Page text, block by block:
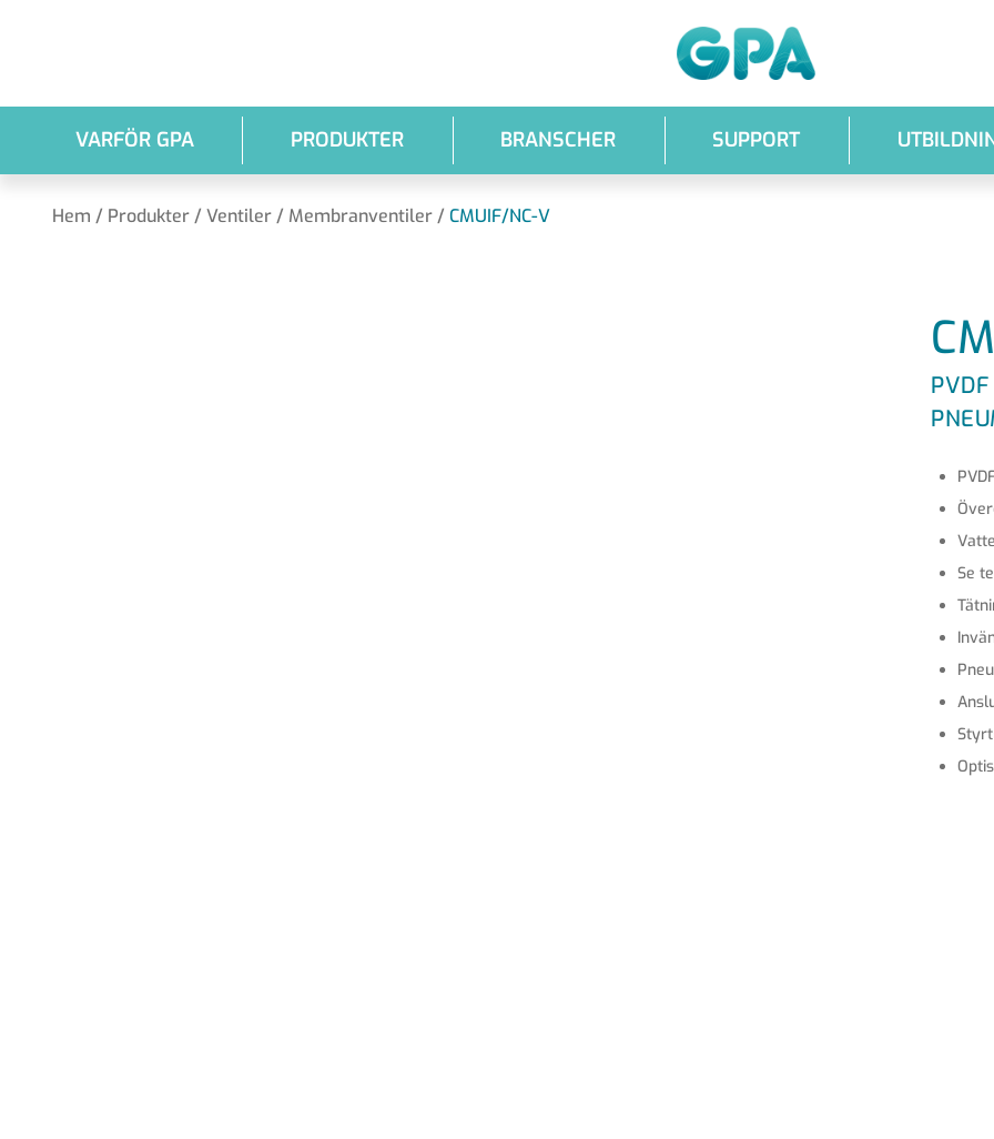
VARFÖR GPA PRODUKTER BRANSCHER SUPPORT
Hem / Produkter / Ventiler / Membranventiler / CMUIF/NC-V
Se